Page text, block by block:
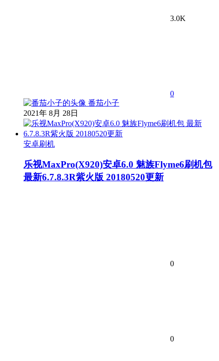
3.0K
0
番茄小子
2021年 8月 28日
安卓刷机
乐视MaxPro(X920)安卓6.0 魅族Flyme6刷机包
最新6.7.8.3R紫火版 20180520更新
0
0